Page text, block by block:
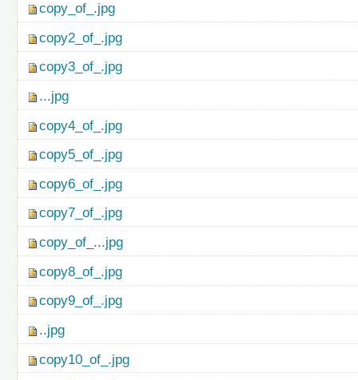
copy_of_.jpg
copy2_of_.jpg
copy3_of_.jpg
...jpg
copy4_of_.jpg
copy5_of_.jpg
copy6_of_.jpg
copy7_of_.jpg
copy_of_...jpg
copy8_of_.jpg
copy9_of_.jpg
..jpg
copy10_of_.jpg